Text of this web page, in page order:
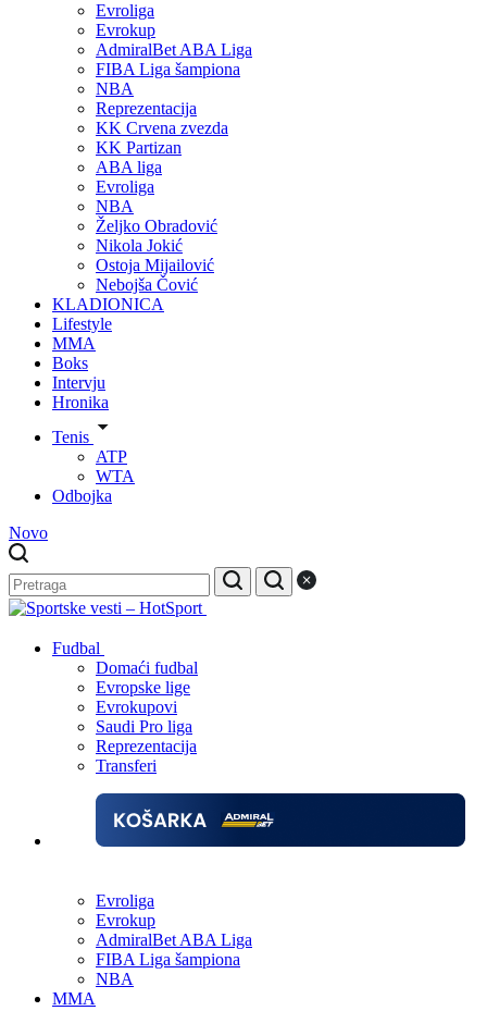
Evroliga
Evrokup
AdmiralBet ABA Liga
FIBA Liga šampiona
NBA
Reprezentacija
KK Crvena zvezda
KK Partizan
ABA liga
Evroliga
NBA
Željko Obradović
Nikola Jokić
Ostoja Mijailović
Nebojša Čović
KLADIONICA
Lifestyle
MMA
Boks
Intervju
Hronika
Tenis
ATP
WTA
Odbojka
Novo
Fudbal
Domaći fudbal
Evropske lige
Evrokupovi
Saudi Pro liga
Reprezentacija
Transferi
Evroliga
Evrokup
AdmiralBet ABA Liga
FIBA Liga šampiona
NBA
MMA